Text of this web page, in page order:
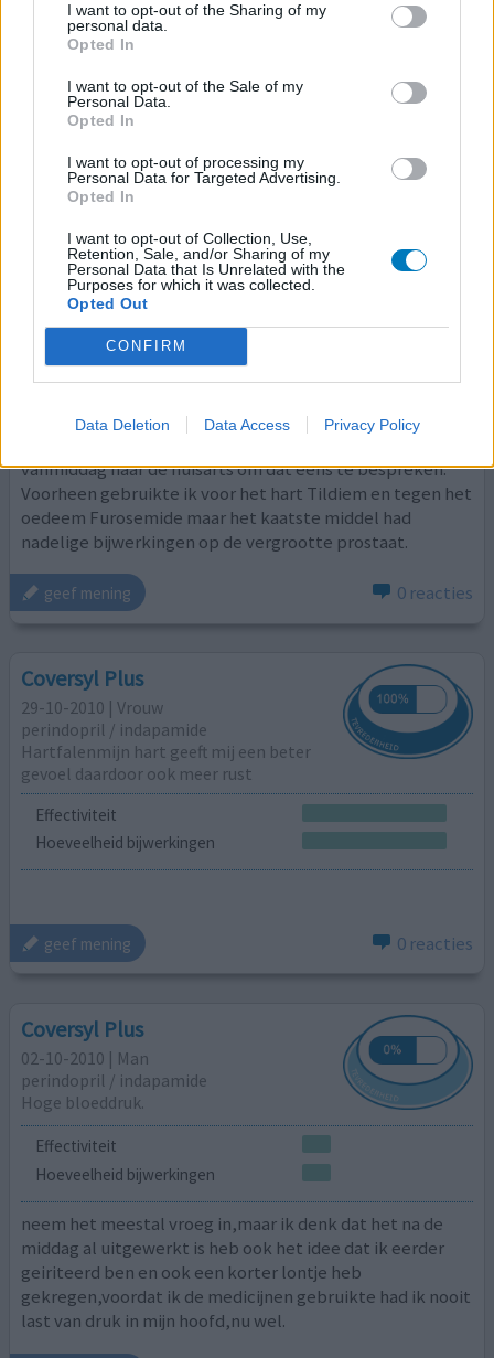
I want to opt-out of the Sharing of my
personal data.
Opted In
I want to opt-out of the Sale of my
Personal Data.
Opted In
I want to opt-out of processing my
Personal Data for Targeted Advertising.
Opted In
I want to opt-out of Collection, Use,
Retention, Sale, and/or Sharing of my
Personal Data that Is Unrelated with the
Purposes for which it was collected.
Opted Out
CONFIRM
Data Deletion Data Access Privacy Policy
Hoeveelheid bijwerkingen
geef mening
Coversyl Plus
27-12-2010 | Man | 79
perindopril / indapamide
Hart/oedeem
Effectiviteit
Hoeveelheid bijwerkingen
werkt goed maar de coversyl zelf verlaagt de toch al lage
vanmiddag naar de huisarts om dat eens te bespreken.
Voorheen gebruikte ik voor het hart Tildiem en tegen het
oedeem Furosemide maar het kaatste middel had
nadelige bijwerkingen op de vergrootte prostaat.
geef mening 0 reacties
Coversyl Plus
29-10-2010 | Vrouw
perindopril / indapamide
Hartfalenmijn hart geeft mij een beter
gevoel daardoor ook meer rust
Effectiviteit
Hoeveelheid bijwerkingen
geef mening 0 reacties
Coversyl Plus
02-10-2010 | Man
perindopril / indapamide
Hoge bloeddruk.
Effectiviteit
Hoeveelheid bijwerkingen
neem het meestal vroeg in,maar ik denk dat het na de
middag al uitgewerkt is heb ook het idee dat ik eerder
geiriteerd ben en ook een korter lontje heb
gekregen,voordat ik de medicijnen gebruikte had ik nooit
last van druk in mijn hoofd,nu wel.